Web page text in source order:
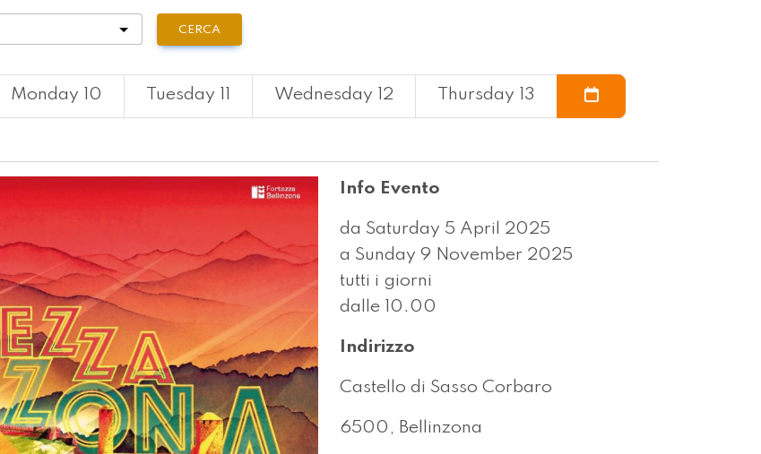
CERCA
Monday 10 Tuesday 11 Wednesday 12 Thursday 13
Info Evento
da Saturday 5 April 2025
a Sunday 9 November 2025
tutti i giorni
dalle 10.00
Indirizzo
Castello di Sasso Corbaro
6500, Bellinzona